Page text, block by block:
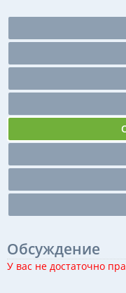
Обсуждение
У вас не достаточно